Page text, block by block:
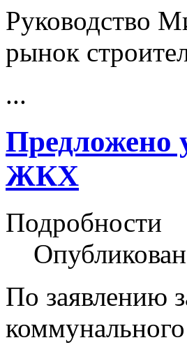
Руководство
рынок
...
Предложено
ЖКХ
Подробности
По заявлению